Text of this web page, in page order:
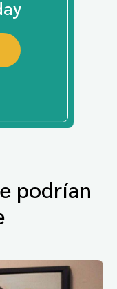
podrían